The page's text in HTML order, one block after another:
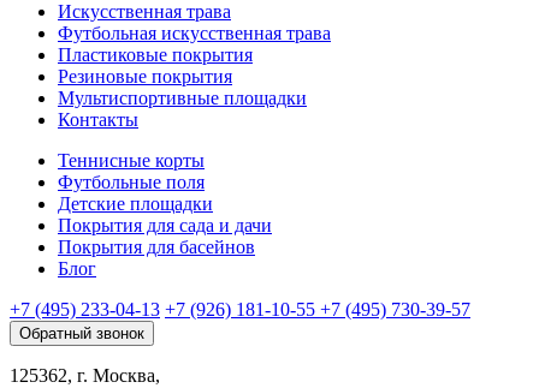
Искусственная трава
Футбольная искусственная трава
Пластиковые покрытия
Резиновые покрытия
Мультиспортивные площадки
Контакты
Теннисные корты
Футбольные поля
Детские площадки
Покрытия для сада и дачи
Покрытия для басейнов
Блог
+7 (495) 233-04-13 +7 (926) 181-10-55 +7 (495) 730-39-57
Обратный звонок
125362, г. Москва,